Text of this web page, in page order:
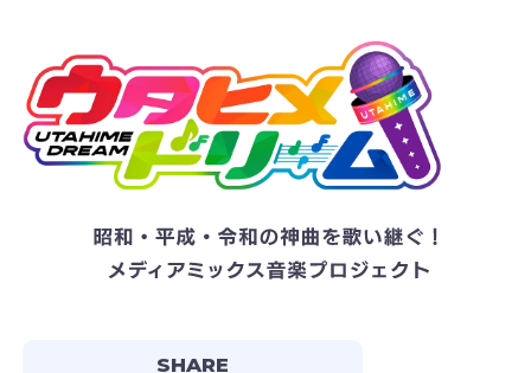
SHARE